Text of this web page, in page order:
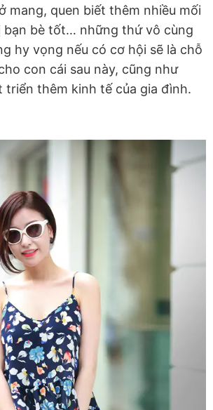
mang, quen biết thêm nhiều mối
bạn bè tốt… những thứ vô cùng
hy vọng nếu có cơ hội sẽ là chỗ
con cái sau này, cũng như
triển thêm kinh tế của gia đình.